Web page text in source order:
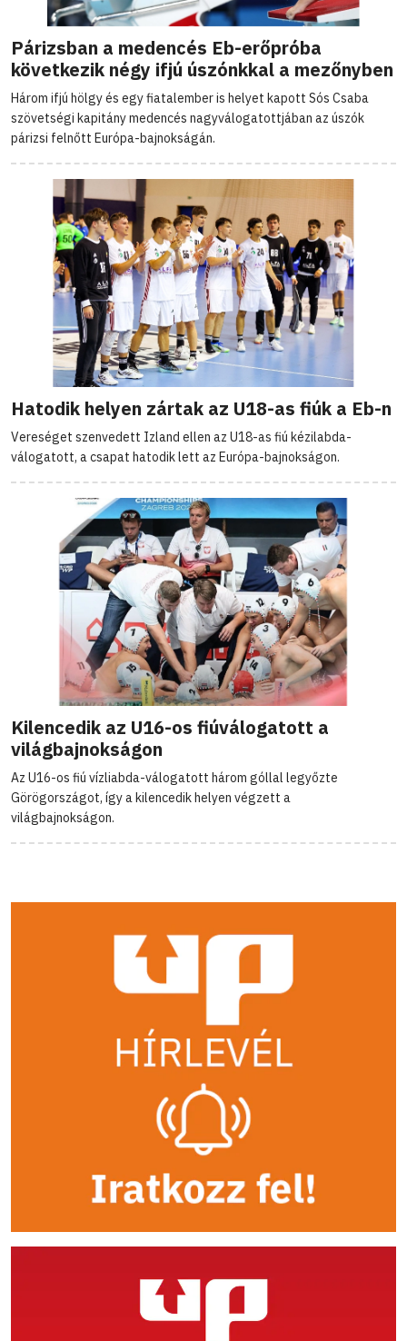
Párizsban a medencés Eb-erőpróba
következik négy ifjú úszónkkal a mezőnyben
Három ifjú hölgy és egy fiatalember is helyet kapott Sós Csaba
szövetségi kapitány medencés nagyválogatottjában az úszók
párizsi felnőtt Európa-bajnokságán.
Hatodik helyen zártak az U18-as fiúk a Eb-n
Vereséget szenvedett Izland ellen az U18-as fiú kézilabda-
válogatott, a csapat hatodik lett az Európa-bajnokságon.
Kilencedik az U16-os fiúválogatott a
világbajnokságon
Az U16-os fiú vízliabda-válogatott három góllal legyőzte
Görögországot, így a kilencedik helyen végzett a
világbajnokságon.